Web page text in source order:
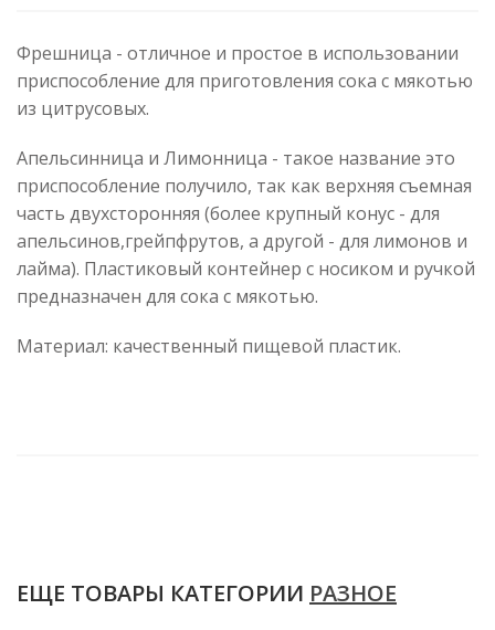
Фрешница - отличное и простое в использовании
приспособление для приготовления сока с мякотью
из цитрусовых.
Апельсинница и Лимонница - такое название это
приспособление получило, так как верхняя съемная
часть двухсторонняя (более крупный конус - для
апельсинов,грейпфрутов, а другой - для лимонов и
лайма). Пластиковый контейнер с носиком и ручкой
предназначен для сока с мякотью.
Материал: качественный пищевой пластик.
ЕЩЕ ТОВАРЫ КАТЕГОРИИ РАЗНОЕ